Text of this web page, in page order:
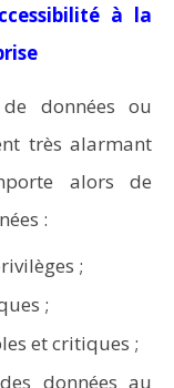
à la
données ou
très alarmant
alors de
:
;
;
et critiques ;
données au